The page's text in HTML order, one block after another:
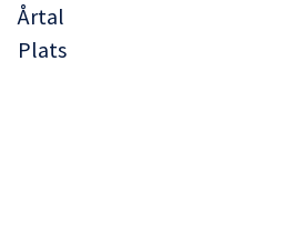
Årtal
Plats